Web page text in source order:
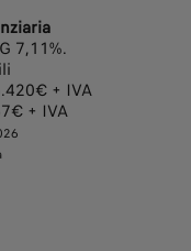
7,11%.
+ IVA
+ IVA